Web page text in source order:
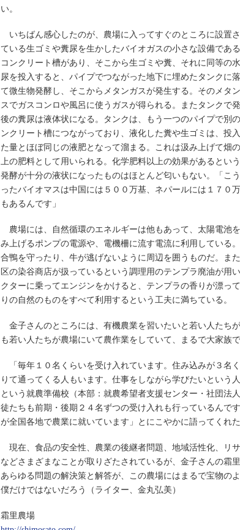
い。
いちばん感心したのが、農場に入ってすぐのところに設置
ている生ゴミや糞尿を生かしたバイオガスの小さな設備である
コンクリート槽があり、そこから生ゴミや糞、それに同等の
尿を投入すると、パイプでつながった地下に埋めたタンクに
て微生物発酵し、そこからメタンガスが発生する。そのメタ
スでガスコンロや風呂に使うガスが得られる。またタンクで
後の糞尿は液体状になる。タンクは、もう一つのパイプで別
ンクリート槽につながっており、液化した糞や生ゴミは、投
た量とほぼ同じの液肥となって溜まる。これは汲み上げて畑
上の肥料として用いられる。化学肥料以上の効果があるという
発酵が十分の液状になったものはほとんど匂いもない。「こ
ったバイオマスは中国には５００万基、ネパールには１７０
もあるんです」
農場には、自然循環のエネルギーは他もあって、太陽電池
み上げるポンプの電源や、電機柵に流す電流に利用している
合鴨を守ったり、牛が逃げないように周辺を囲うものだ。ま
区の染谷商店が扱っているという調理用のテンプラ廃油が用
クターに乗ってエンジンをかけると、テンプラの香りが漂っ
りの自然のものをすべて利用するという工夫に満ちている。
金子さんのところには、有機農業を習いたいと若い人たち
も若い人たちが農場にいて農作業をしていて、まるで大家族で
「毎年１０名くらいを受け入れています。住み込みが３名
りて通ってくる人もいます。仕事をしながら学びたいという
という就農準備校（本部：就農希望者支援センター・社団法
徒たちも前期・後期２４名ずつの受け入れも行っているんで
が全国各地で農業に就いています」とにこやかに語ってくれた
現在、食品の安全性、農業の後継者問題、地域活性化、リ
などさまざまなことが取りざたされているが、金子さんの霜
あらゆる問題の解決策と解答が、この農場にはまるで宝物の
僕だけではないだろう（ライター、金丸弘美）
霜里農場